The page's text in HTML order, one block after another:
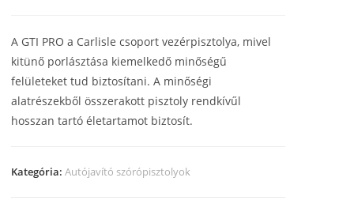
A GTI PRO a Carlisle csoport vezérpisztolya, mivel
kitünő porlásztása kiemelkedő minőségű
felületeket tud biztosítani. A minőségi
alatrészekből összerakott pisztoly rendkívűl
hosszan tartó életartamot biztosít.
Kategória:Autójavító szórópisztolyok